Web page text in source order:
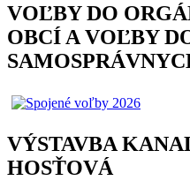
VOĽBY DO
OBCÍ A VOĽBY
VÝSTAVBA
HOSŤOVÁ